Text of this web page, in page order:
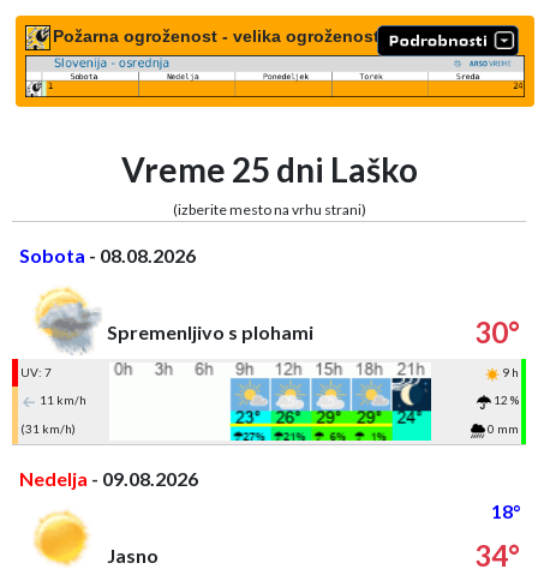
Požarna ogroženost - velika ogroženost
Vreme 25 dni Laško
(izberite mesto na vrhu strani)
Sobota - 08.08.2026
Spremenljivo s plohami 30°
UV: 7
9 h
11 km/h
12 %
(31 km/h)
0 mm
Nedelja - 09.08.2026
18°
Jasno
34°